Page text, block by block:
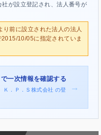
社が設立登記され、法人番号が
前に設立された法人の法人
10/05に指定されていま
一次情報を確認する
．Ｐ．Ｓ株式会社 の登
→